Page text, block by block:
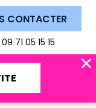
CONTACTER
09 71 05 15 15